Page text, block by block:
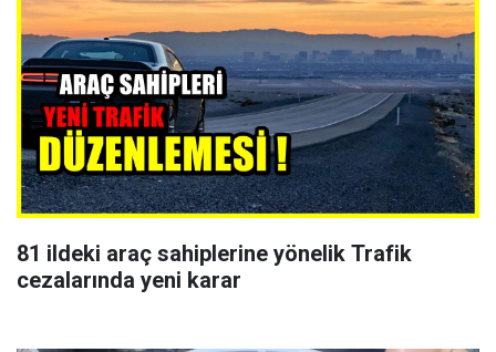
81 ildeki araç sahiplerine yönelik Trafik
cezalarında yeni karar